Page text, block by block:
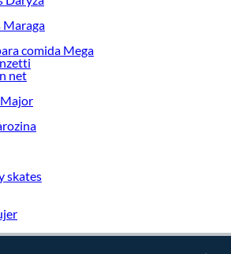
de leña
jardín
Maraga
comida Mega
net
skates